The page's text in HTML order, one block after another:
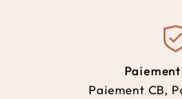
Paiement CB,